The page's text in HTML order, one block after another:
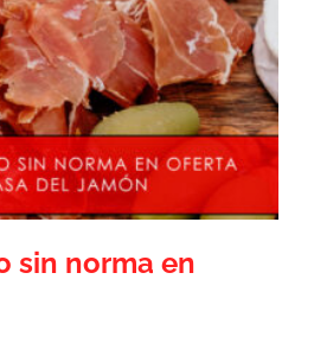
sin norma en